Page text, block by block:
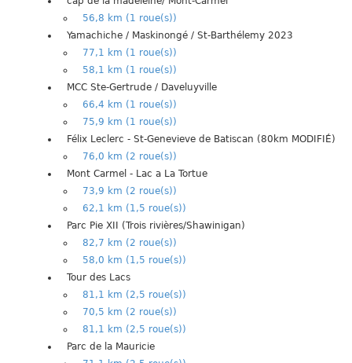
56,8 km (1 roue(s))
Yamachiche / Maskinongé / St-Barthélemy 2023
77,1 km (1 roue(s))
58,1 km (1 roue(s))
MCC Ste-Gertrude / Daveluyville
66,4 km (1 roue(s))
75,9 km (1 roue(s))
Félix Leclerc - St-Genevieve de Batiscan (80km MODIFIÉ)
76,0 km (2 roue(s))
Mont Carmel - Lac a La Tortue
73,9 km (2 roue(s))
62,1 km (1,5 roue(s))
Parc Pie XII (Trois rivières/Shawinigan)
82,7 km (2 roue(s))
58,0 km (1,5 roue(s))
Tour des Lacs
81,1 km (2,5 roue(s))
70,5 km (2 roue(s))
81,1 km (2,5 roue(s))
Parc de la Mauricie